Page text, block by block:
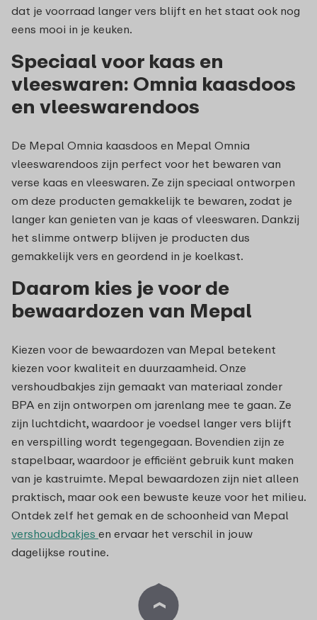
dat je voorraad langer vers blijft en het staat ook nog
eens mooi in je keuken.
Speciaal voor kaas en
vleeswaren: Omnia kaasdoos
en vleeswarendoos
De Mepal Omnia kaasdoos en Mepal Omnia
vleeswarendoos zijn perfect voor het bewaren van
verse kaas en vleeswaren. Ze zijn speciaal ontworpen
om deze producten gemakkelijk te bewaren, zodat je
langer kan genieten van je kaas of vleeswaren. Dankzij
het slimme ontwerp blijven je producten dus
gemakkelijk vers en geordend in je koelkast.
Daarom kies je voor de
bewaardozen van Mepal
Kiezen voor de bewaardozen van Mepal betekent
kiezen voor kwaliteit en duurzaamheid. Onze
vershoudbakjes zijn gemaakt van materiaal zonder
BPA en zijn ontworpen om jarenlang mee te gaan. Ze
zijn luchtdicht, waardoor je voedsel langer vers blijft
en verspilling wordt tegengegaan. Bovendien zijn ze
stapelbaar, waardoor je efficiënt gebruik kunt maken
van je kastruimte. Mepal bewaardozen zijn niet alleen
praktisch, maar ook een bewuste keuze voor het milieu.
Ontdek zelf het gemak en de schoonheid van Mepal
vershoudbakjes en ervaar het verschil in jouw
dagelijkse routine.